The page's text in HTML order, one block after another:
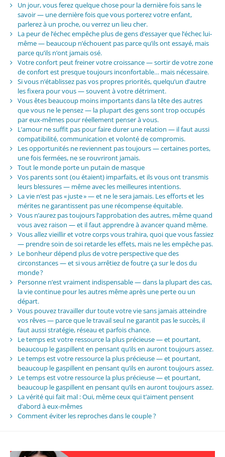
Un jour, vous ferez quelque chose pour la dernière fois sans le
savoir — une dernière fois que vous porterez votre enfant,
parlerez à un proche, ou verrez un lieu cher.
La peur de l’échec empêche plus de gens d’essayer que l’échec lui-
même — beaucoup n’échouent pas parce qu’ils ont essayé, mais
parce qu’ils n’ont jamais osé.
Votre confort peut freiner votre croissance — sortir de votre zone
de confort est presque toujours inconfortable… mais nécessaire.
Si vous n’établissez pas vos propres priorités, quelqu’un d’autre
les fixera pour vous — souvent à votre détriment.
Vous êtes beaucoup moins importants dans la tête des autres
que vous ne le pensez — la plupart des gens sont trop occupés
par eux-mêmes pour réellement penser à vous.
L’amour ne suffit pas pour faire durer une relation — il faut aussi
compatibilité, communication et volonté de compromis.
Les opportunités ne reviennent pas toujours — certaines portes,
une fois fermées, ne se rouvriront jamais.
Tout le monde porte un putain de masque
Vos parents sont (ou étaient) imparfaits, et ils vous ont transmis
leurs blessures — même avec les meilleures intentions.
La vie n’est pas « juste » — et ne le sera jamais. Les efforts et les
mérites ne garantissent pas une récompense équitable.
Vous n’aurez pas toujours l’approbation des autres, même quand
vous avez raison — et il faut apprendre à avancer quand même.
Vous allez vieillir et votre corps vous trahira, quoi que vous fassiez
— prendre soin de soi retarde les effets, mais ne les empêche pas.
Le bonheur dépend plus de votre perspective que des
circonstances — et si vous arrêtiez de foutre ça sur le dos du
monde ?
Personne n’est vraiment indispensable — dans la plupart des cas,
la vie continue pour les autres même après une perte ou un
départ.
Vous pouvez travailler dur toute votre vie sans jamais atteindre
vos rêves — parce que le travail seul ne garantit pas le succès, il
faut aussi stratégie, réseau et parfois chance.
Le temps est votre ressource la plus précieuse — et pourtant,
beaucoup le gaspillent en pensant qu’ils en auront toujours assez.
Le temps est votre ressource la plus précieuse — et pourtant,
beaucoup le gaspillent en pensant qu’ils en auront toujours assez.
Le temps est votre ressource la plus précieuse — et pourtant,
beaucoup le gaspillent en pensant qu’ils en auront toujours assez.
La vérité qui fait mal : Oui, même ceux qui t’aiment pensent
d’abord à eux-mêmes
Comment éviter les reproches dans le couple ?